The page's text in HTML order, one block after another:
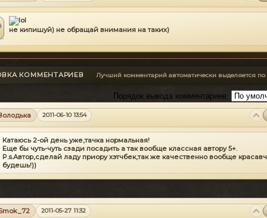
не кипишуй) не обращай внимания на таких)
КОММЕНТАРИЕВ Лучший комментарий автоматически выделяется по
Порядок вывода комментариев:
2011-06-10 13:54
Катаюсь 2-ой день уже,тачка нормальная!
Еще бы чуть-чуть сзади посадить а так вообще классная автору 5+.
P.s.Автор,сделай ладу приору хэтчбек,так же качественно вообще
будешь!))
2011-05-27 11:32